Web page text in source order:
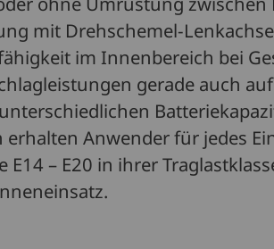
mit Drehschemel-
im Innenbereich bei
gerade auch
Anwender für jedes
– E20 in ihrer